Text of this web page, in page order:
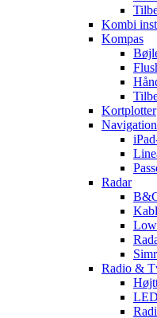
Kombi
Kompas
Kortplotter
Radar
Radio &